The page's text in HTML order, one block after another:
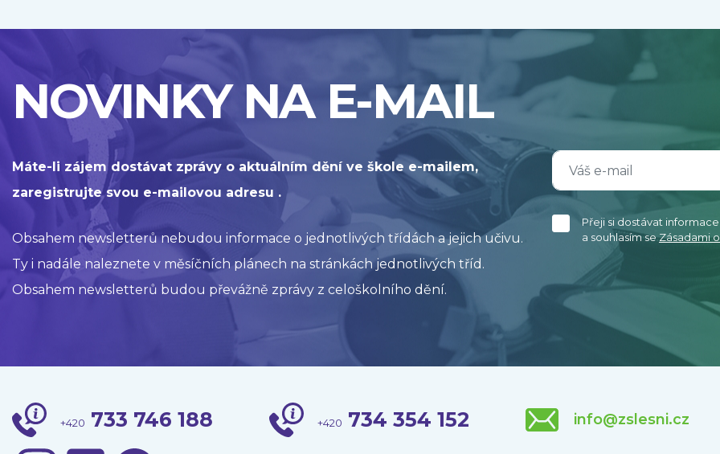
NOVINKY NA E-MAIL
Máte-li zájem dostávat zprávy o aktuálním dění ve škole e-mailem,
zaregistrujte svou e-mailovou adresu .
Obsahem newsletterů nebudou informace o jednotlivých třídách a jejich učivu.
Ty i nadále naleznete v měsíčních plánech na stránkách jednotlivých tříd.
Obsahem newsletterů budou převážně zprávy z celoškolního dění.
Přeji si dostávat
a souhlasím seZásadami
+420 733 746 188 +420 734 354 152 info@zslesni.cz